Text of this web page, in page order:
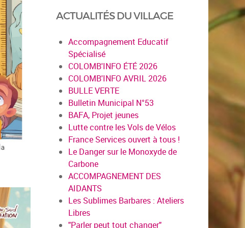
ACTUALITÉS DU VILLAGE
Accompagnement Educatif
Spécialisé
COLOMB'INFO ÉTÉ 2026
COLOMB'INFO AVRIL 2026
BULLE VERTE
Bulletin Municipal N°53
BAFA, Projet jeunes
Lutte contre les Vols de Vélos
France Services ouvert à tous !
Le Danger sur le Monoxyde de
Carbone
ACCOMPAGNEMENT DES
AIDANTS
Les Sublimes Barbares : Ateliers
Libres
"Parler peut tout changer"